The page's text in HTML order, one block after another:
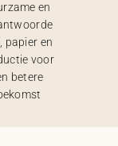
en
papier en
voor
betere